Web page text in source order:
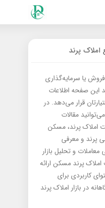
املاک پرند
یا سرمایه‌گذاری
این صفحه اطلاعات
قرار می‌دهد. در
مقالات
املاک پرند، مسکن
پرند و معرفی
و تحلیل بازار
پرند مسکن ارائه
کاربردی برای
در بازار املاک پرند